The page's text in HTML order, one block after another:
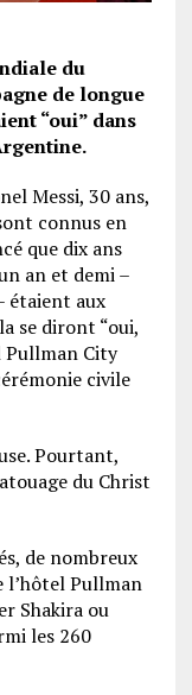
du
de longue
“oui” dans
Messi, 30 ans,
connus en
que dix ans
an et demi –
étaient aux
se diront “oui,
Pullman City
civile
Pourtant,
du Christ
de nombreux
l’hôtel Pullman
Shakira ou
les 260